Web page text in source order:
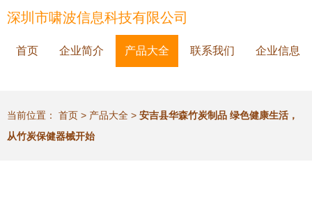
深圳市啸波信息科技有限公司
首页 企业简介 产品大全 联系我们 企业信息
当前位置： 首页 > 产品大全 > 安吉县华森竹炭制品 绿色健康生活，
从竹炭保健器械开始